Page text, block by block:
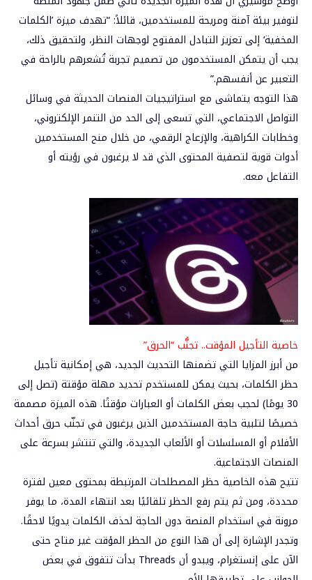
لتوفير بيئة آمنة ومريحة للمستخدمين، قائلاً: “تهدف ميزة ’الكلمات
المخفية‘ إلىتعزيز التبادل المفتوح لوجهات النظر، ولتحقيق ذلك،
يجب أن يتمكن المستخدمون من تصميم تجربة تُشعرهم بالراحة في
التعبير عن أنفسهم.”
هذا التوجه يتماشى مع استراتيجيات المنصات الحديثة في وسائل
التواصل الاجتماعي، التي تسعى إلى الحد من التنمر الإلكتروني،
وخطابات الكراهية، والإزعاج الرقمي، من خلال منح المستخدمين
أدوات قوية لتصفية المحتوى الذي قد لا يرغبون في رؤيته أو
التفاعل معه.
خاصية التأجيل المؤقت.. تجنُّب “الحرق”
من أبرز المزايا التي تضمنها التحديث الجديد، هيإمكانية تأجيل
حظر الكلمات، بحيث يمكن للمستخدم تحديد مهلة مؤقتة (تصل إلى
30 يومًا) لحجب بعض الكلمات أو العبارات مؤقتًا. هذه الميزة مصممة
خصيصًا لتلبية حاجة المستخدمين الذين يرغبون فيتجنّب حرق أحداث
الأفلام أو المسلسلات أو الألعاب الجديدة، والتي تنتشر بسرعة على
المنصات الاجتماعية.
تتيح هذه الخاصية حظر المصطلحات المرتبطة بمحتوى معين لفترة
محددة، ومن ثم يتم رفع الحظر تلقائيًا بعد انتهاء المدة، ما يوفر
مرونة في استخدام المنصة دون الحاجة لحذف الكلمات يدويًا لاحقًا.
وتجدر الإشارة إلى أن هذا النوع من الحظر المؤقت غير متاح حتى
الآن على إنستغرام
، ويبدو أن Threads بدأت تتفوق في بعض